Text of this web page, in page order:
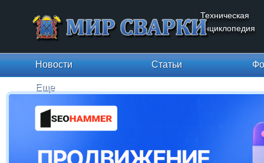
Техническая
энциклопедия
Новости Статьи
Еще